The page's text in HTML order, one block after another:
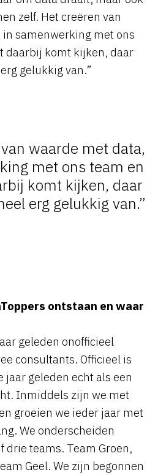
zelf. Het creëren van
samenwerking met ons
daarbij komt kijken, daar
gelukkig van.”
waarde met data,
met ons team en
komt kijken, daar
erg gelukkig van.”
ontstaan en waar
geleden onofficieel
consultants. Officieel is
jaar geleden echt als een
Inmiddels zijn we met
groeien we ieder jaar met
We onderscheiden
drie teams. Team Groen,
Geel. We zijn begonnen